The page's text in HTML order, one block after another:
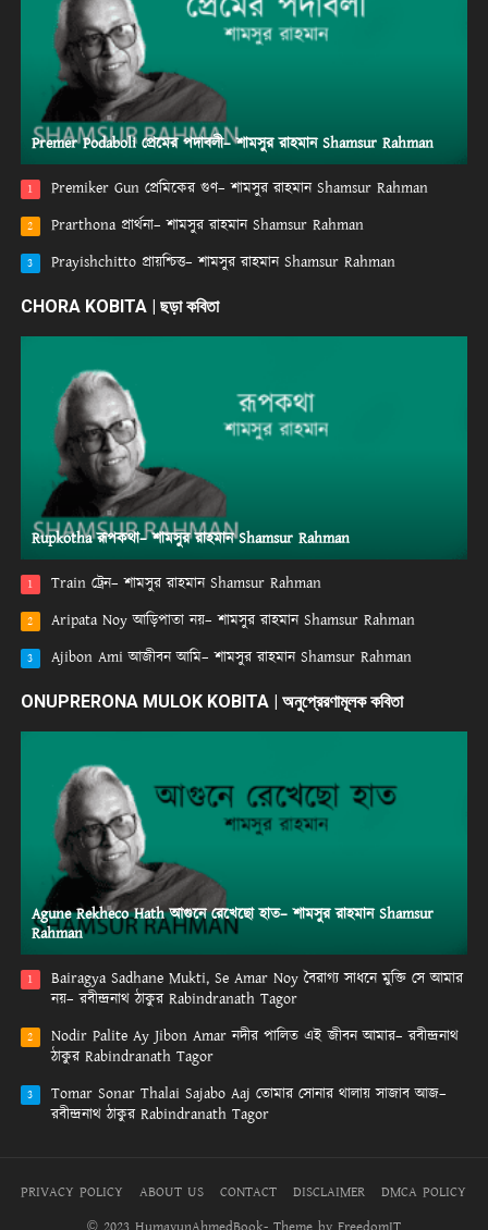
Premer Podaboli প্রেমের পদাবলী– শামসুর রাহমান Shamsur Rahman
1 Premiker Gun প্রেমিকের গুণ– শামসুর রাহমান Shamsur Rahman
2 Prarthona প্রার্থনা– শামসুর রাহমান Shamsur Rahman
3 Prayishchitto প্রায়শ্চিত্ত– শামসুর রাহমান Shamsur Rahman
CHORA KOBITA | ছড়া কবিতা
Rupkotha রূপকথা– শামসুর রাহমান Shamsur Rahman
1 Train ট্রেন– শামসুর রাহমান Shamsur Rahman
2 Aripata Noy আড়িপাতা নয়– শামসুর রাহমান Shamsur Rahman
3 Ajibon Ami আজীবন আমি– শামসুর রাহমান Shamsur Rahman
ONUPRERONA MULOK KOBITA | অনুপ্রেরণামূলক কবিতা
Agune Rekheco Hath আগুনে রেখেছো হাত– শামসুর রাহমান Shamsur
Rahman
1
Bairagya Sadhane Mukti, Se Amar Noy বৈরাগ্য সাধনে মুক্তি সে আমার
নয়– রবীন্দ্রনাথ ঠাকুর Rabindranath Tagor
2
Nodir Palite Ay Jibon Amar নদীর পালিত এই জীবন আমার– রবীন্দ্রনাথ
ঠাকুর Rabindranath Tagor
3
Tomar Sonar Thalai Sajabo Aaj তোমার সোনার থালায় সাজাব আজ–
রবীন্দ্রনাথ ঠাকুর Rabindranath Tagor
PRIVACY POLICY ABOUT US CONTACT DISCLAIMER
DMCA POLICY